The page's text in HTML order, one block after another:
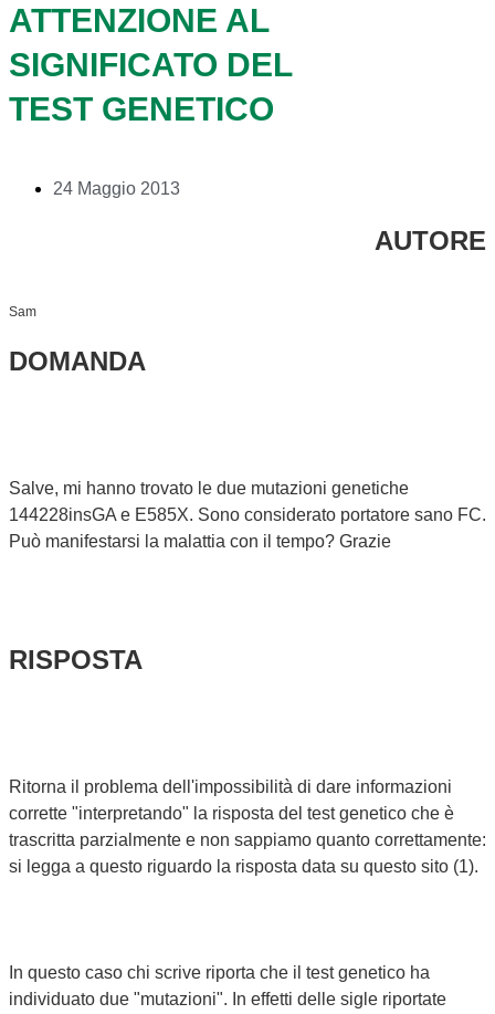
ATTENZIONE AL
SIGNIFICATO DEL
TEST GENETICO
24 Maggio 2013
AUTORE
Sam
DOMANDA
Salve, mi hanno trovato le due mutazioni genetiche
144228insGA e E585X. Sono considerato portatore sano FC.
Può manifestarsi la malattia con il tempo? Grazie
RISPOSTA
Ritorna il problema dell'impossibilità di dare informazioni
corrette "interpretando" la risposta del test genetico che è
trascritta parzialmente e non sappiamo quanto correttamente:
si legga a questo riguardo la risposta data su questo sito (1).
In questo caso chi scrive riporta che il test genetico ha
individuato due "mutazioni". In effetti delle sigle riportate